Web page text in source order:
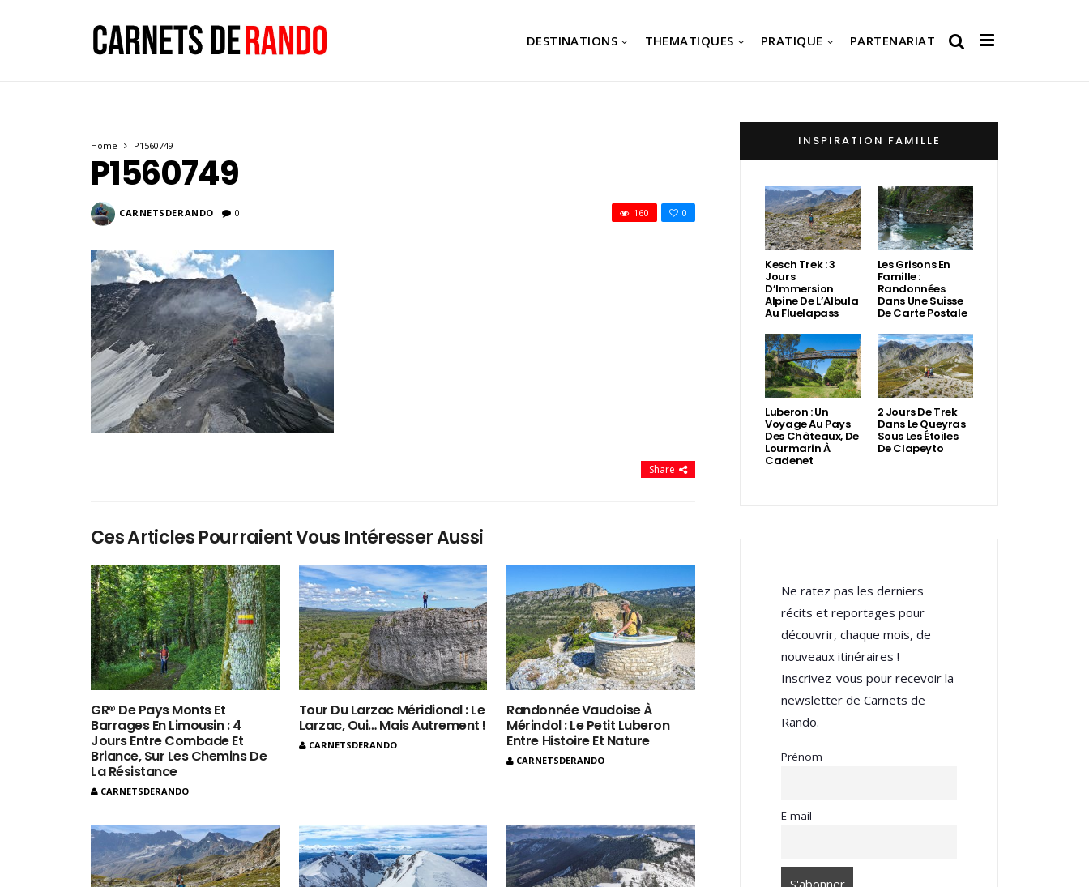
DESTINATIONS THEMATIQUES PRATIQUE PARTENARIAT
Home P1560749
P1560749
CARNETSDERANDO 0 0
160
Share
Ces Articles Pourraient Vous Intéresser Aussi
GR® De Pays Monts Et
Barrages En Limousin : 4
Jours Entre Combade Et
Briance, Sur Les Chemins De
La Résistance
CARNETSDERANDO
Tour Du Larzac Méridional : Le
Larzac, Oui… Mais Autrement !
CARNETSDERANDO
Randonnée Vaudoise À
Mérindol : Le Petit Luberon
Entre Histoire Et Nature
CARNETSDERANDO
INSPIRATION FAMILLE
Kesch Trek : 3
Jours
D’Immersion
Alpine De L’Albula
Au Fluelapass
Les Grisons En
Famille :
Randonnées
Dans Une Suisse
De Carte Postale
Luberon : Un
Voyage Au Pays
Des Châteaux, De
Lourmarin À
Cadenet
2 Jours De Trek
Dans Le Queyras
Sous Les Étoiles
De Clapeyto
Ne ratez pas les derniers
récits et reportages pour
découvrir, chaque mois, de
nouveaux itinéraires !
Inscrivez-vous pour recevoir la
newsletter de Carnets de
Rando.
Prénom
E-mail